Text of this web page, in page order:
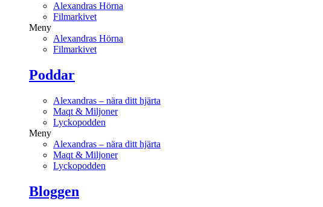
Alexandras Hörna
Filmarkivet
Meny
Alexandras Hörna
Filmarkivet
Poddar
Alexandras – nära ditt hjärta
Maqt & Miljoner
Lyckopodden
Meny
Alexandras – nära ditt hjärta
Maqt & Miljoner
Lyckopodden
Bloggen